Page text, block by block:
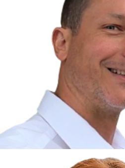
Aby sme vedeli, čo sa deje na
vám mohli prispôsobiť ponuky na
používame cookies a taktiež
Čo sú cookies?
Cookies sú malé textové súbory,
webovými stránkami, aby
Vďaka cookies vám môžeme
naozaj hľadáte a chcete nájsť.
Kedykoľvek sa môžete slobodne
používania cookies chcete umožniť.
Zákon uvádza, že môžeme ukladať
zariadení, pokiaľ sú nevyhnutne